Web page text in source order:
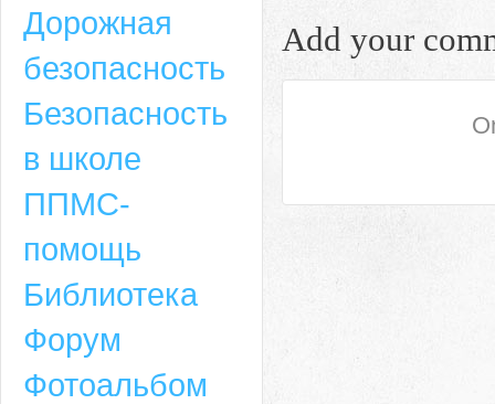
Адрес
Add your
Дорожная
безопасность
Безопасность
в школе
ППМС-
помощь
Библиотека
Форум
Фотоальбом